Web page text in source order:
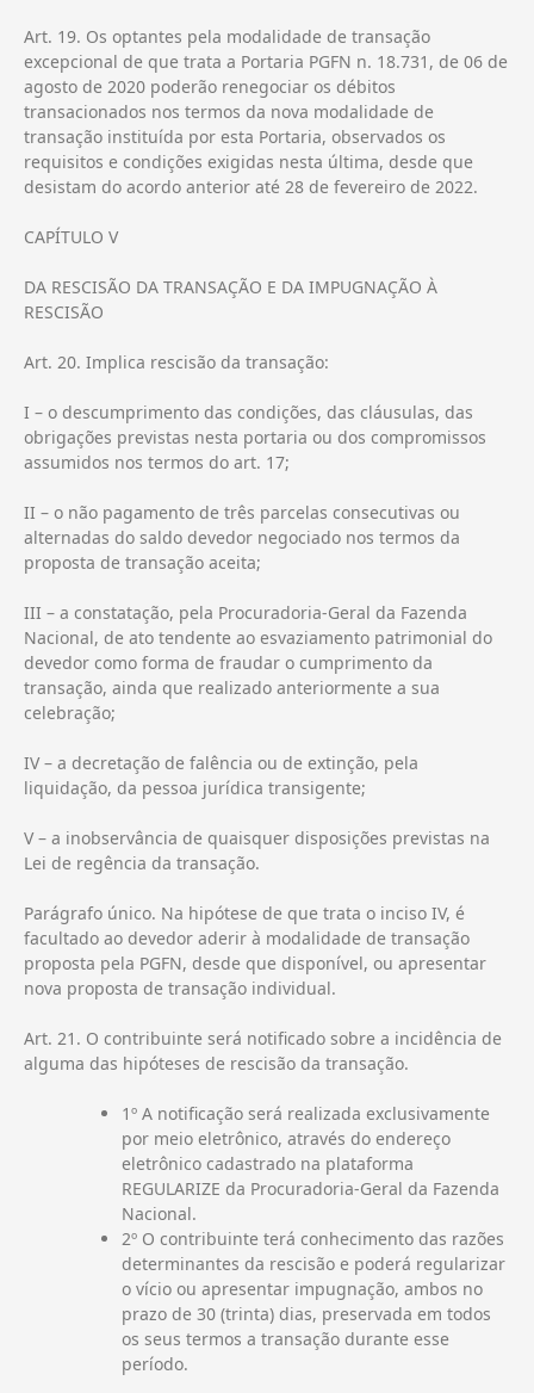
Art. 19. Os optantes pela modalidade de transação
excepcional de que trata a Portaria PGFN n. 18.731, de 06 de
agosto de 2020 poderão renegociar os débitos
transacionados nos termos da nova modalidade de
transação instituída por esta Portaria, observados os
requisitos e condições exigidas nesta última, desde que
desistam do acordo anterior até 28 de fevereiro de 2022.
CAPÍTULO V
DA RESCISÃO DA TRANSAÇÃO E DA IMPUGNAÇÃO À
RESCISÃO
Art. 20. Implica rescisão da transação:
I – o descumprimento das condições, das cláusulas, das
obrigações previstas nesta portaria ou dos compromissos
assumidos nos termos do art. 17;
II – o não pagamento de três parcelas consecutivas ou
alternadas do saldo devedor negociado nos termos da
proposta de transação aceita;
III – a constatação, pela Procuradoria-Geral da Fazenda
Nacional, de ato tendente ao esvaziamento patrimonial do
devedor como forma de fraudar o cumprimento da
transação, ainda que realizado anteriormente a sua
celebração;
IV – a decretação de falência ou de extinção, pela
liquidação, da pessoa jurídica transigente;
V – a inobservância de quaisquer disposições previstas na
Lei de regência da transação.
Parágrafo único. Na hipótese de que trata o inciso IV, é
facultado ao devedor aderir à modalidade de transação
proposta pela PGFN, desde que disponível, ou apresentar
nova proposta de transação individual.
Art. 21. O contribuinte será notificado sobre a incidência de
alguma das hipóteses de rescisão da transação.
1º A notificação será realizada exclusivamente
por meio eletrônico, através do endereço
eletrônico cadastrado na plataforma
REGULARIZE da Procuradoria-Geral da Fazenda
Nacional.
2º O contribuinte terá conhecimento das razões
determinantes da rescisão e poderá regularizar
o vício ou apresentar impugnação, ambos no
prazo de 30 (trinta) dias, preservada em todos
os seus termos a transação durante esse
período.